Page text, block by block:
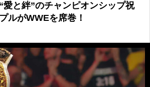
愛と絆”のチャンピオンシップ祝
がWWEを席巻！